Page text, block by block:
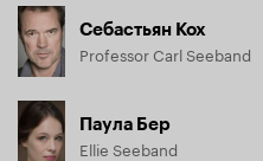
Себастьян Кох
Professor Carl Seeband
Паула Бер
Ellie Seeband